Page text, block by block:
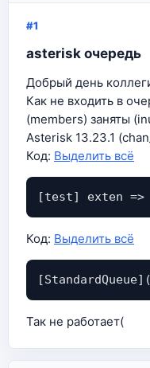
#1
asterisk очередь
Добрый день
Как не входить в
(members) заняты
Asterisk 13.23.1
Код: Выделить всё
[test] exten =>
Код: Выделить всё
Так не работает(